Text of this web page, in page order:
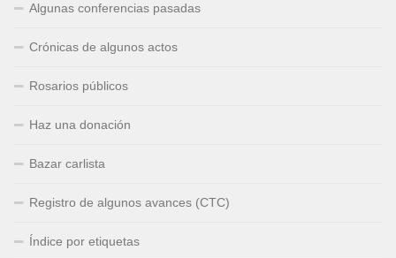
Algunas conferencias pasadas
Crónicas de algunos actos
Rosarios públicos
Haz una donación
Bazar carlista
Registro de algunos avances (CTC)
Índice por etiquetas